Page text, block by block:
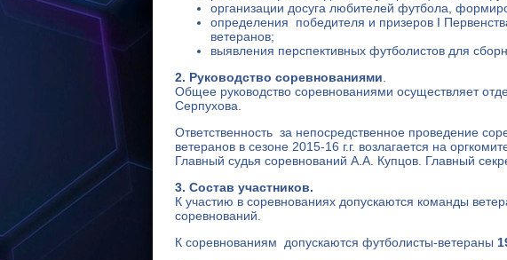
организации досуга любителей футбола,
определения победителя и призеров I
ветеранов;
выявления перспективных футболистов для
2. Руководство соревнованиями
Общее руководство соревнованиями осуществляет
Серпухова.
Ответственность за непосредственное проведение
ветеранов в сезоне 2015-16 г.г. возлагается на
Главный судья соревнований А.А. Купцов. Главный
3. Состав участников.
К участию в соревнованиях допускаются команды
соревнований.
К соревнованиям допускаются футболисты-ветераны